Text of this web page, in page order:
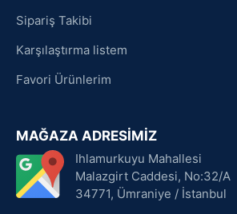
Sipariş Takibi
Karşılaştırma listem
Favori Ürünlerim
MAĞAZA ADRESİMİZ
Ihlamurkuyu Mahallesi
Malazgirt Caddesi, No:32/A
34771, Ümraniye / İstanbul